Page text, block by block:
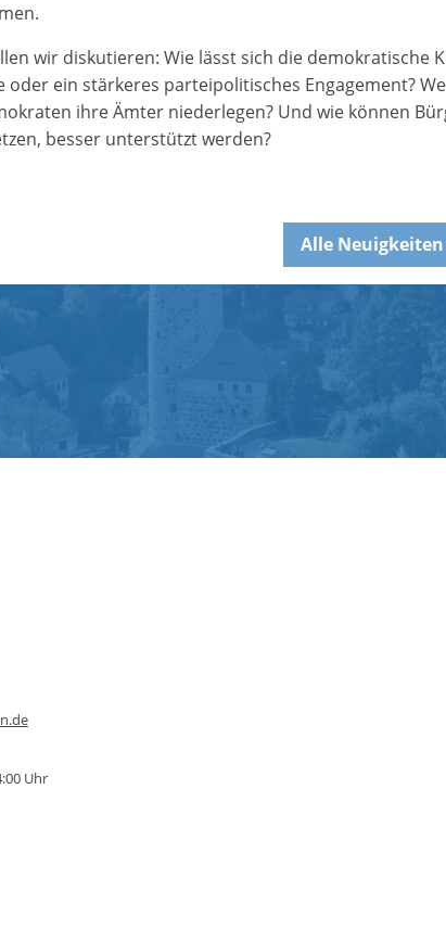
wir diskutieren: Wie lässt sich die demokratische
ein stärkeres parteipolitisches Engagement?
ihre Ämter niederlegen? Und wie können
besser unterstützt werden?
Alle
Uhr